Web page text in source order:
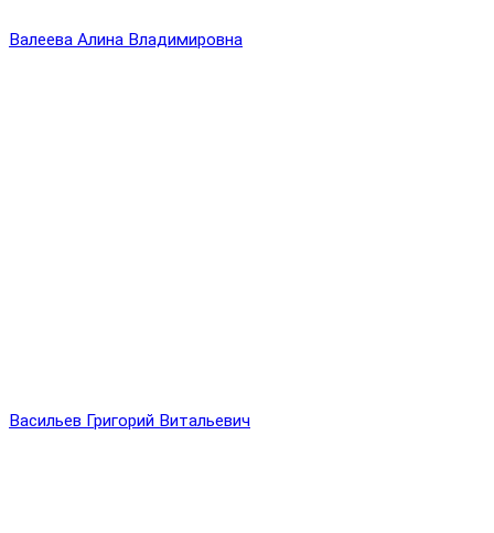
Валеева Алина Владимировна
Васильев Григорий Витальевич